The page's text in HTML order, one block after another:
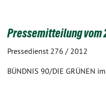
Pressemitteilung vom
Pressedienst 276 / 2012
BÜNDNIS 90/DIE GRÜNEN